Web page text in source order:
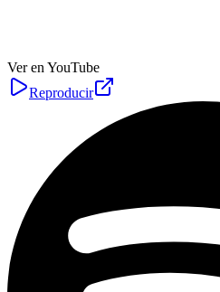
Ver en YouTube
Reproducir